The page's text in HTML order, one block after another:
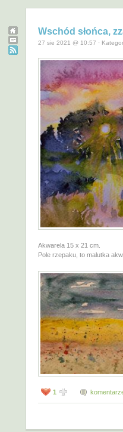
Wschód słońca,
27 sie 2021 @ 10:57 ·
Akwarela 15 x 21 cm.
Pole rzepaku, to malutka
1